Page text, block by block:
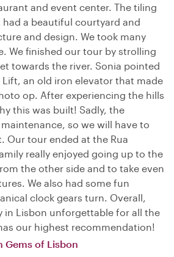
and event center. The tiling
had a beautiful courtyard and
and design. We took many
We finished our tour by strolling
towards the river. Sonia pointed
an old iron elevator that made
op. After experiencing the hills
this was built! Sadly, the
so we will have to
Our tour ended at the Rua
really enjoyed going up to the
the other side and to take even
We also had some fun
clock gears turn. Overall,
in Lisbon unforgettable for all the
our highest recommendation!
Gems of Lisbon